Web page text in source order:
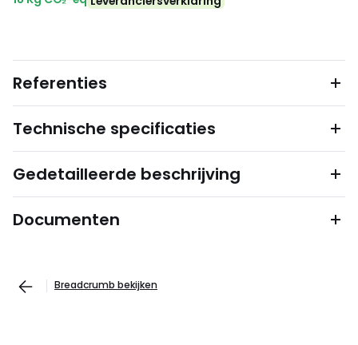
Referenties
Technische specificaties
Gedetailleerde beschrijving
Documenten
Breadcrumb bekijken